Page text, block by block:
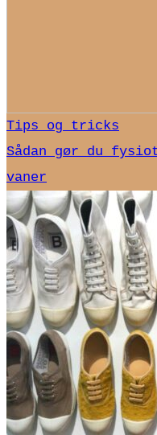
Tips og tricks
Sådan gør du
vaner